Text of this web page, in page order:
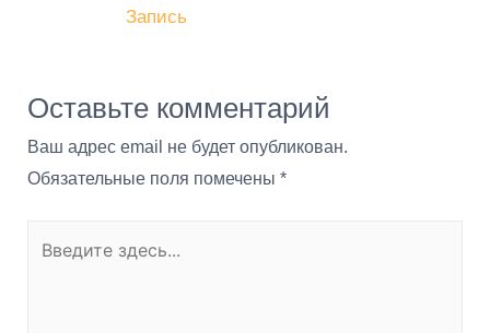
Запись
Оставьте комментарий
Ваш адрес email не будет опубликован.
Обязательные поля помечены *